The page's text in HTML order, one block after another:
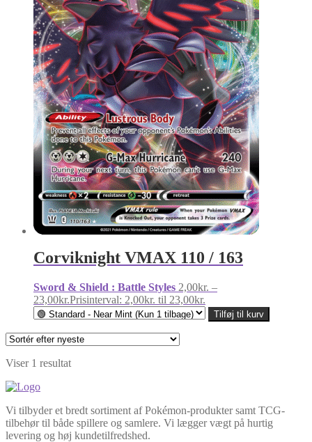
Corviknight VMAX 110 / 163
Sword & Shield : Battle Styles 2,00kr. –
23,00kr.Prisinterval: 2,00kr. til 23,00kr.
Tilføj til kurv
Viser 1 resultat
Vi tilbyder et bredt sortiment af Pokémon-produkter samt TCG-
tilbehør til både spillere og samlere. Vi lægger vægt på hurtig
levering og høj kundetilfredshed.